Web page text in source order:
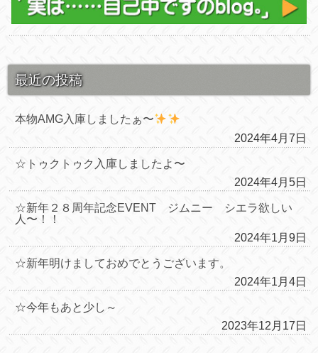
最近の投稿
本物AMG入庫しましたぁ〜
2024年4月7日
☆トゥクトゥク入庫しましたよ〜
2024年4月5日
☆新年２８周年記念EVENT ジムニー シエラ欲しい
人〜！！
2024年1月9日
☆新年明けましておめでとうございます。
2024年1月4日
☆今年もあと少し～
2023年12月17日